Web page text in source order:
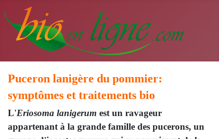
Puceron lanigère du pommier:
symptômes et traitements bio
L'Eriosoma lanigerum est un ravageur
appartenant à la grande famille des pucerons, un